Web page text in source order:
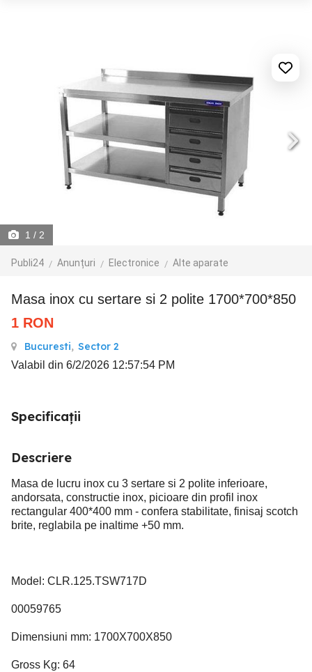
1 / 2
Publi24 Anunțuri Electronice Alte aparate
Masa inox cu sertare si 2 polite 1700*700*850
1 RON
Bucuresti, Sector 2
Valabil din 6/2/2026 12:57:54 PM
Specificații
Descriere
Masa de lucru inox cu 3 sertare si 2 polite inferioare,
andorsata, constructie inox, picioare din profil inox
rectangular 400*400 mm - confera stabilitate, finisaj scotch
brite, reglabila pe inaltime +50 mm.
Model: CLR.125.TSW717D
00059765
Dimensiuni mm: 1700X700X850
Gross Kg: 64